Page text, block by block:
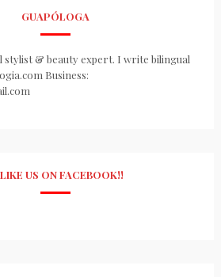
GUAPÓLOGA
stylist & beauty expert. I write bilingual
Business:
LIKE US ON FACEBOOK!!